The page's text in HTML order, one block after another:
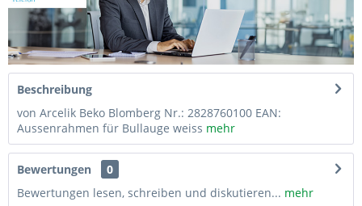
Beschreibung
von Arcelik Beko Blomberg Nr.: 2828760100 EAN:
Aussenrahmen für Bullauge weiss mehr
Bewertungen
0
Bewertungen lesen, schreiben und diskutieren... mehr